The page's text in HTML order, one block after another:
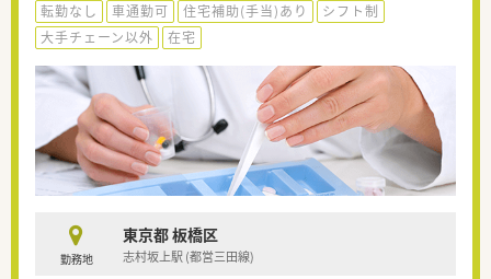
転勤なし 車通勤可 住宅補助(手当)あり
シフト制
大手チェーン以外
在宅
勤務地
東京都 板橋区
志村坂上駅 (都営三田線)